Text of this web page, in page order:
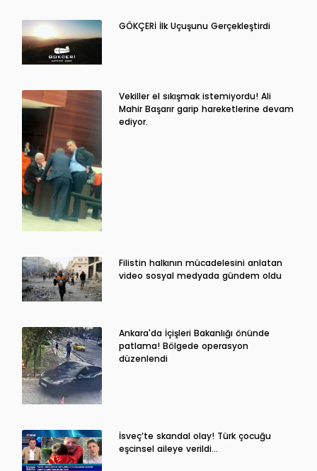
GÖKÇERİ İlk Uçuşunu Gerçekleştirdi
Vekiller el sıkışmak istemiyordu! Ali
Mahir Başarır garip hareketlerine devam
ediyor.
Filistin halkının mücadelesini anlatan
video sosyal medyada gündem oldu
Ankara'da İçişleri Bakanlığı önünde
patlama! Bölgede operasyon
düzenlendi
İsveç’te skandal olay! Türk çocuğu
eşcinsel aileye verildi…